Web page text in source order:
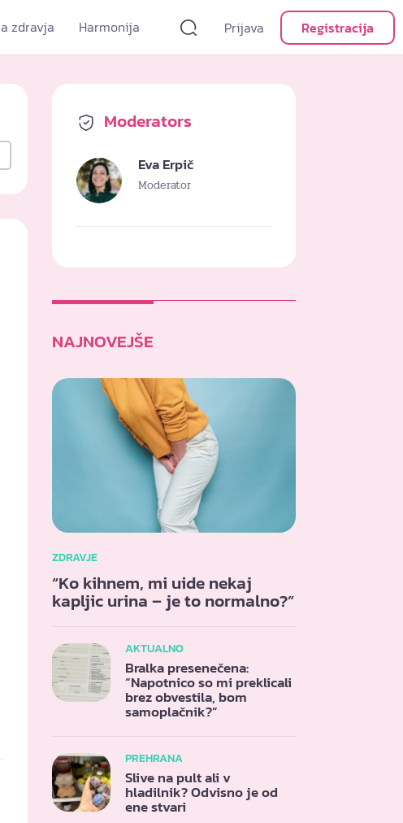
zdravja Harmonija Prijava Registracija
Moderators
Eva Erpič
Moderator
NAJNOVEJŠE
ZDRAVJE
“Ko kihnem, mi uide nekaj
kapljic urina – je to normalno?”
AKTUALNO
Bralka presenečena:
“Napotnico so mi preklicali
brez obvestila, bom
samoplačnik?”
PREHRANA
Slive na pult ali v
hladilnik? Odvisno je od
ene stvari